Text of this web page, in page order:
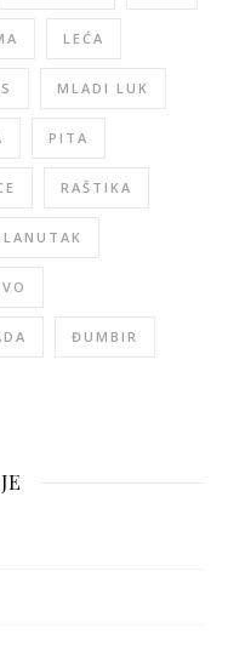
LEĆA
MLADI LUK
PITA
RAŠTIKA
ĐUMBIR